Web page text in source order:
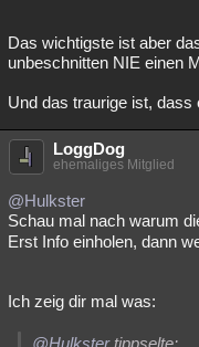
Das wichtigste ist aber
unbeschnitten NIE einen
Und das traurige ist, dass
LoggDog
ehemaliges Mitglied
@Hulkster
Schau mal nach warum
Erst Info einholen, dann
Ich zeig dir mal was:
@Hulkstertippselte: